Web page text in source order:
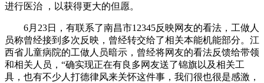
进行医治 ，以获得更大的但愿。
6月23日，有联系了南昌市12345反映网友的看法，工做人
员称曾经接到多次反映，曾经转交给了相关本能机能部分。江
西省儿童病院的工做人员暗示，曾经将网友的看法反馈给带领
和相关人员，“确实现正在有良多网友送了锦旗以及相关工
具，也有不少人打德律风来关怀这件事，我们很也很是感激，